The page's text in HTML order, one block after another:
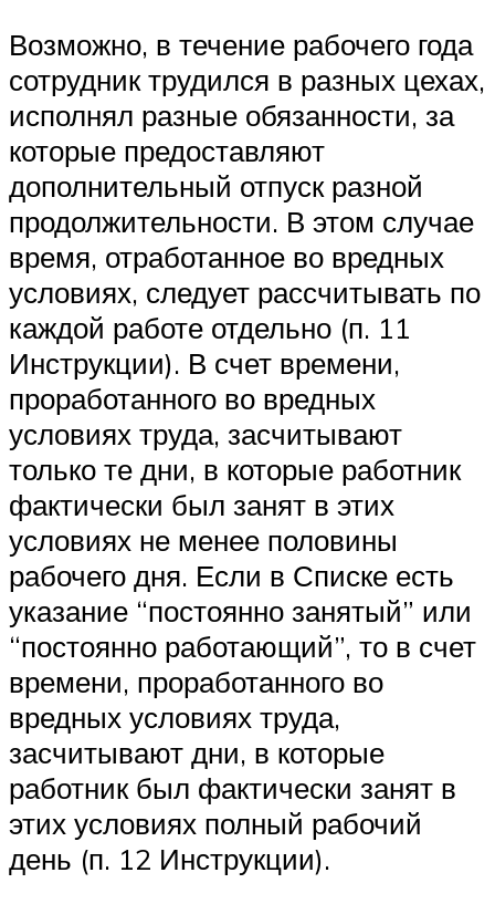
Возможно, в течение рабочего года
сотрудник трудился в разных цехах,
исполнял разные обязанности, за
которые предоставляют
дополнительный отпуск разной
продолжительности. В этом случае
время, отработанное во вредных
условиях, следует рассчитывать по
каждой работе отдельно (п. 11
Инструкции). В счет времени,
проработанного во вредных
условиях труда, засчитывают
только те дни, в которые работник
фактически был занят в этих
условиях не менее половины
рабочего дня. Если в Списке есть
указание “постоянно занятый” или
“постоянно работающий”, то в счет
времени, проработанного во
вредных условиях труда,
засчитывают дни, в которые
работник был фактически занят в
этих условиях полный рабочий
день (п. 12 Инструкции).